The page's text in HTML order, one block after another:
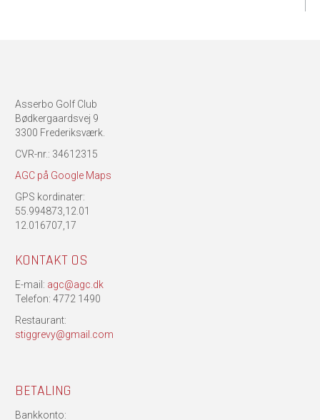
Asserbo Golf Club
Bødkergaardsvej 9
3300 Frederiksværk.
CVR-nr.: 34612315
AGC på Google Maps
GPS kordinater:
55.994873,12.01
12.016707,17
KONTAKT OS
E-mail: agc@agc.dk
Telefon: 4772 1490
Restaurant:
stiggrevy@gmail.com
BETALING
Bankkonto: